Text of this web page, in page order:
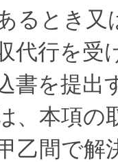
るとき又
代行を受
書を提出
、本項
乙間で解